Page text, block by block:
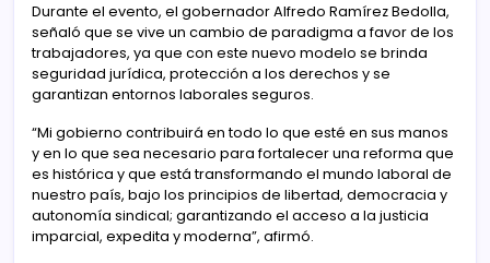
Durante el evento, el gobernador Alfredo Ramírez Bedolla,
señaló que se vive un cambio de paradigma a favor de los
trabajadores, ya que con este nuevo modelo se brinda
seguridad jurídica, protección a los derechos y se
garantizan entornos laborales seguros.
“Mi gobierno contribuirá en todo lo que esté en sus manos
y en lo que sea necesario para fortalecer una reforma que
es histórica y que está transformando el mundo laboral de
nuestro país, bajo los principios de libertad, democracia y
autonomía sindical; garantizando el acceso a la justicia
imparcial, expedita y moderna”, afirmó.